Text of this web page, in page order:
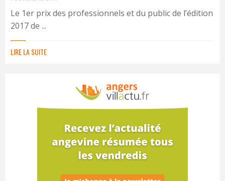
Le 1er prix des professionnels et du public de l’édition
2017 de ...
LIRE LA SUITE